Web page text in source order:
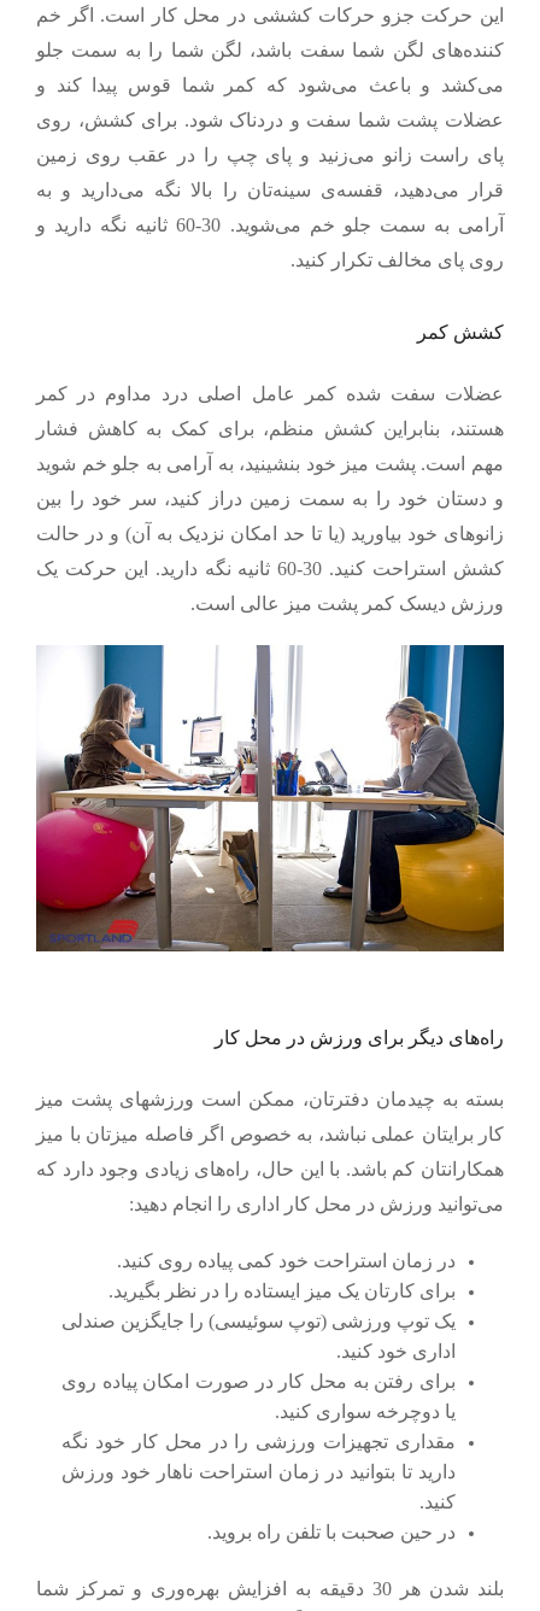
این حرکت جزو حرکاتکششی در محل کار است. اگر خم
کننده‌های لگن شما سفت باشد، لگن شما را به سمت جلو
می‌کشد و باعث می‌شود که کمر شما قوس پیدا کند و
عضلات پشت شما سفت و دردناک شود. برای کشش، روی
پای راست زانو می‌زنید و پای چپ را در عقب روی زمین
قرار می‌دهید، قفسه‌ی سینه‌تان را بالا نگه می‌دارید و به
آرامی به سمت جلو خم می‌شوید. 30-60 ثانیه نگه دارید و
روی پای مخالف تکرار کنید.
کشش کمر
عضلات سفت شده کمر عامل اصلی درد مداوم در کمر
هستند، بنابراین کشش منظم، برای کمک به کاهش فشار
مهم است. پشت میز خود بنشینید، به آرامی به جلو خم شوید
و دستان خود را به سمت زمین دراز کنید، سر خود را بین
زانوهای خود بیاورید (یا تا حد امکان نزدیک به آن) و در حالت
کشش استراحت کنید. 30-60 ثانیه نگه دارید. این حرکت یک
ورزش دیسک کمر پشت میز عالی است.
راه‌های دیگر برای ورزش در محل کار
بسته به چیدمان دفترتان، ممکن است ورزشهای پشت میز
کار برایتان عملی نباشد، به خصوص اگر فاصله میزتان با میز
همکارانتان کم باشد. با این حال، راه‌های زیادی وجود دارد که
می‌توانید ورزش در محل کار اداری را انجام دهید:
در زمان استراحت خود کمی پیاده روی کنید.
برای کارتان یک میز ایستاده را در نظر بگیرید.
یک توپ ورزشی (توپ سوئیسی) را جایگزین صندلی
اداری خود کنید.
برای رفتن به محل کار در صورت امکان پیاده روی
یا دوچرخه سواری کنید.
مقداری تجهیزات ورزشی را در محل کار خود نگه
دارید تا بتوانید در زمان استراحت ناهار خود ورزش
کنید.
در حین صحبت با تلفن راه بروید.
بلند شدن هر 30 دقیقه به افزایش بهره‌وری و تمرکز شما